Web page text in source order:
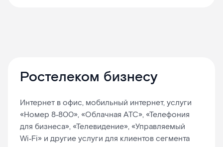
Ростелеком бизнесу
Интернет в офис, мобильный интернет, услуги
«Номер 8‑800», «Облачная АТС», «Телефония
для бизнеса», «Телевидение», «Управляемый
Wi‑Fi» и другие услуги для клиентов сегмента